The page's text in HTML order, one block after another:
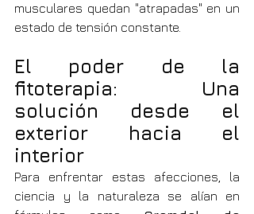
musculares quedan "atrapadas" en un
estado de tensión constante.
El poder de la
fitoterapia: Una
solución desde el
exterior hacia el
interior
Para enfrentar estas afecciones, la
ciencia y la naturaleza se alían en